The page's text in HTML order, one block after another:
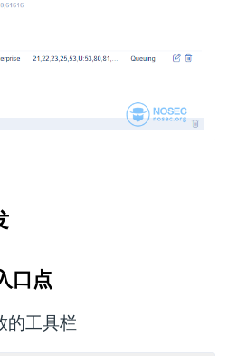
口点
的工具栏